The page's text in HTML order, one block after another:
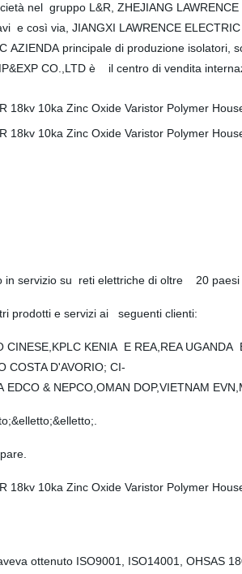
nel gruppo L&R, ZHEJIANG
e così via, JIANGXI LAWRENCE
AZIENDA principale di produzione
CO.,LTD è il centro di vendita
in servizio su reti elettriche di oltre 20
prodotti e servizi ai seguenti clienti:
CINESE,KPLC KENIA E REA,REA
COSTA D'AVORIO; CI-
EDCO & NEPCO,OMAN DOP,VIETNAM
ottenuto ISO9001, ISO14001, OHSAS